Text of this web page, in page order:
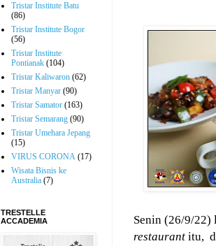
Senin (26/9/
restaurant itu,
Tristar Institute Batu
(86)
Tristar Institute Bogor
(56)
Tristar Institute
Pontianak (104)
Tristar Kaliwaron (62)
Tristar Manyar (90)
Tristar Samator (163)
Tristar Semarang (90)
Tristar Umehara Jepang
(15)
VIRUS CORONA (17)
Wisata Bisnis ke
Australia (7)
TRESTELLE
ACCADEMIA